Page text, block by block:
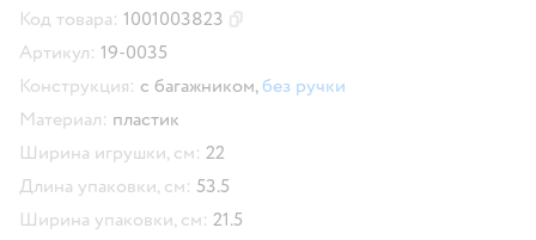
Код товара: 1001003823
Артикул: 19-0035
Конструкция: с багажником,без ручки
Материал: пластик
Ширина игрушки, см: 22
Длина упаковки, см: 53.5
Ширина упаковки, см: 21.5